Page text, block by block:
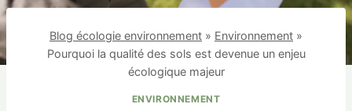
Blog écologie environnement » Environnement »
Pourquoi la qualité des sols est devenue un enjeu
écologique majeur
ENVIRONNEMENT